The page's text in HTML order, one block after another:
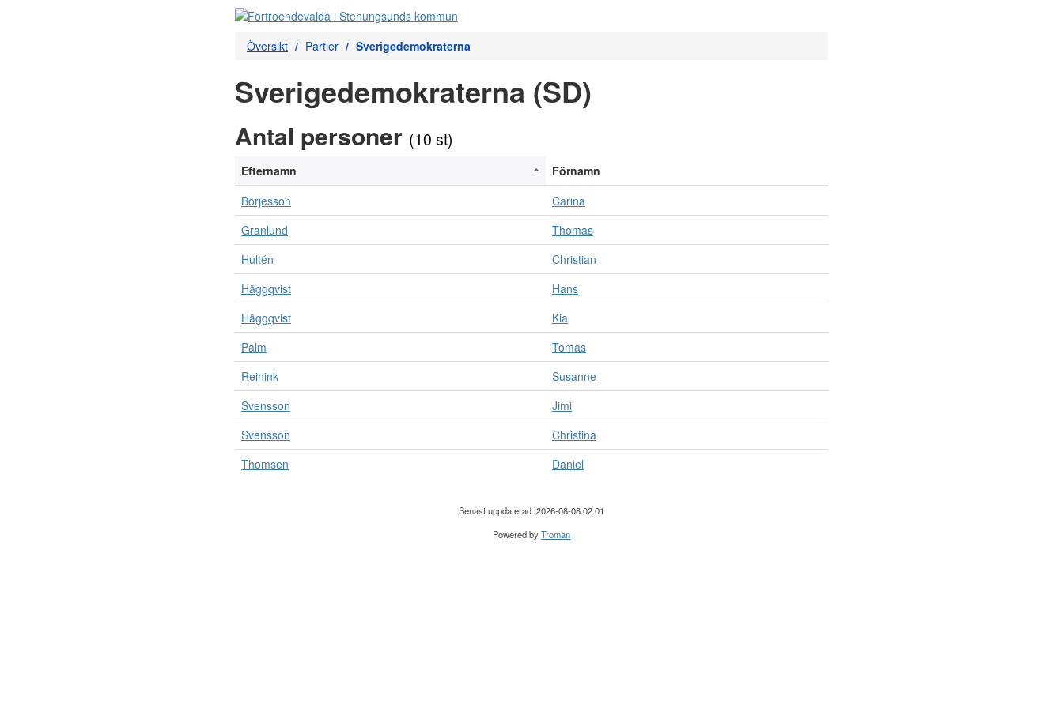
Översikt Partier Sverigedemokraterna
Sverigedemokraterna (SD)
Antal personer (10 st)
Efternamn
Förnamn
Börjesson
Carina
Granlund
Thomas
Hultén
Christian
Häggqvist
Hans
Häggqvist
Kia
Palm
Tomas
Reinink
Susanne
Svensson
Jimi
Svensson
Christina
Thomsen
Daniel
Senast uppdaterad: 2026-08-08 02:01
Powered byTroman